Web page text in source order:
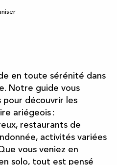
aux favoris
en toute sérénité dans
Notre guide vous
pour découvrir les
ariégeois :
restaurants de
activités variées
vous veniez en
solo, tout est pensé